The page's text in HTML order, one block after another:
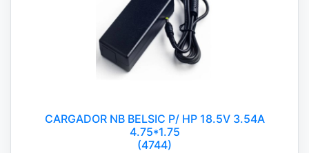
CARGADOR NB BELSIC P/ HP 18.5V 3.54A
4.75*1.75
(4744)